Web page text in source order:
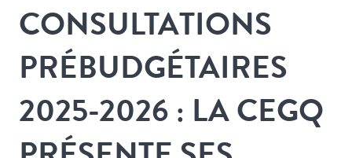
CONSULTATIONS
PRÉBUDGÉTAIRES
2025-2026 : LA CEGQ